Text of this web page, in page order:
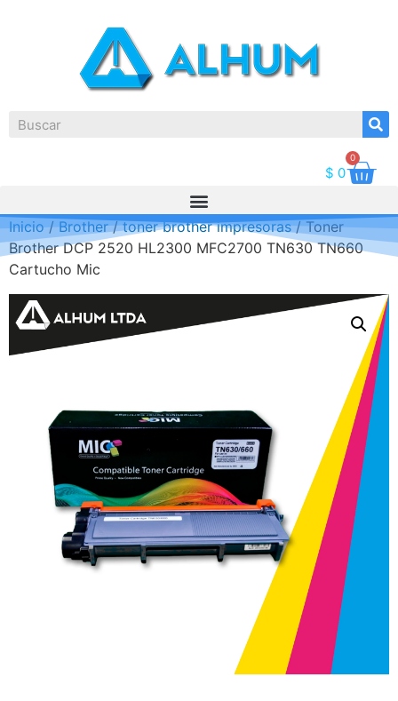
$ 0
0
Inicio/Brother/toner brother impresoras/ Toner
Brother DCP 2520 HL2300 MFC2700 TN630 TN660
Cartucho Mic